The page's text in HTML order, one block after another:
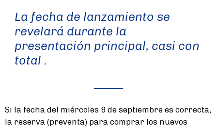
La fecha de lanzamiento se
revelará durante la
presentación principal, casi con
total .
Si la fecha del miércoles 9 de septiembre es correcta,
la reserva (preventa) para comprar los nuevos